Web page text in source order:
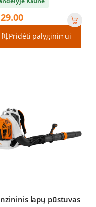
Pridėti palyginimui
lapų pūstuvas